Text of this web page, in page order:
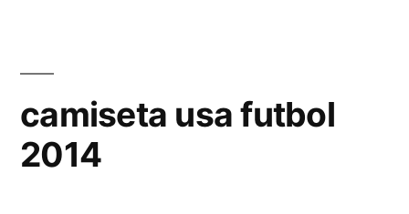
camiseta usa futbol
2014